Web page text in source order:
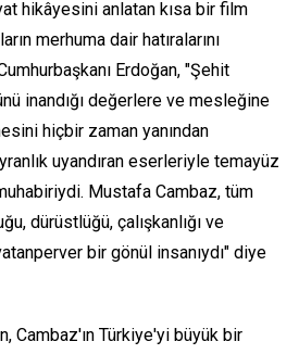
hikâyesini anlatan kısa bir film
merhuma dair hatıralarını
Erdoğan, "Şehit
inandığı değerlere ve mesleğine
hiçbir zaman yanından
uyandıran eserleriyle temayüz
Mustafa Cambaz, tüm
dürüstlüğü, çalışkanlığı ve
bir gönül insanıydı" diye
Cambaz'ın Türkiye'yi büyük bir